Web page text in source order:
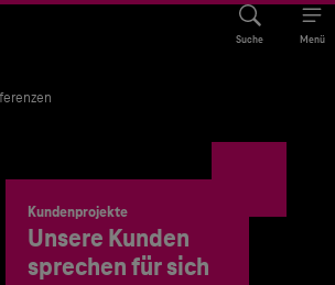
Suche Menü
Kundenprojekte
Unsere Kunden
sprechen für sich